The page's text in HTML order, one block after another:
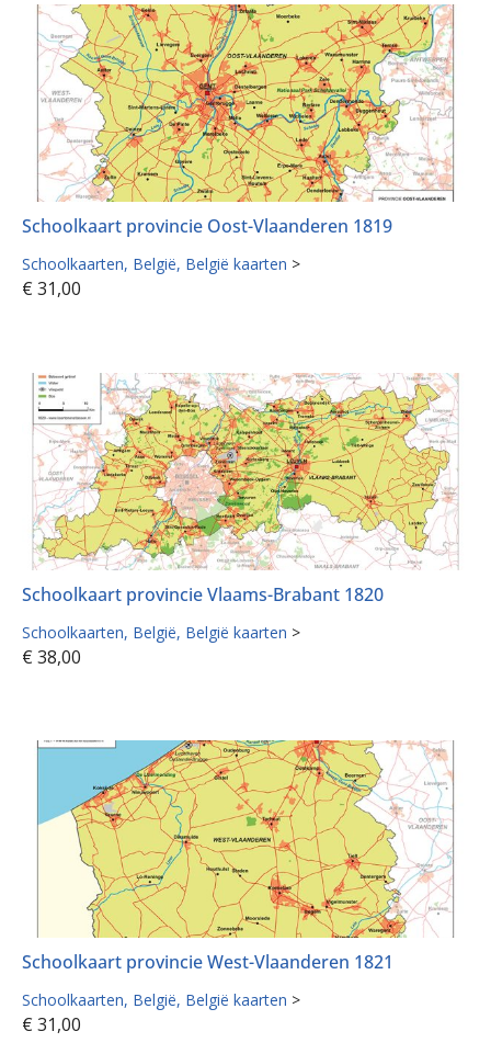
Schoolkaart provincie Oost-Vlaanderen 1819
Schoolkaarten België België kaarten >
€ 31,00
Schoolkaart provincie Vlaams-Brabant 1820
Schoolkaarten België België kaarten >
€ 38,00
Schoolkaart provincie West-Vlaanderen 1821
Schoolkaarten België België kaarten >
€ 31,00